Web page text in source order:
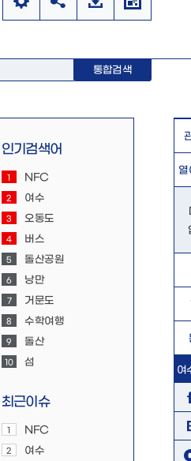
통합검색
인기검색어
1 NFC
2 여수
3 오동도
4 버스
5 돌산공원
6 낭만
7 거문도
8 수학여행
9 돌산
10 섬
최근이슈
1 NFC
2 여수
열
여